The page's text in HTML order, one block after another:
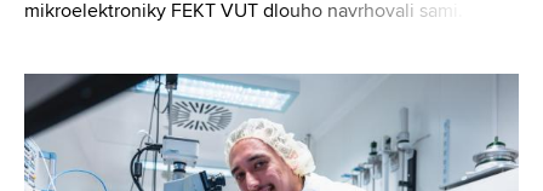
mikroelektroniky FEKT VUT dlouho navrhovali sami. Z
elektronické výukové platformy Elabrix a pomáhá s